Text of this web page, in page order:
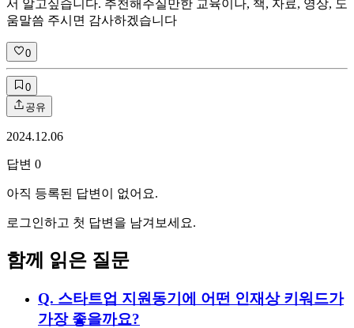
서 알고싶습니다. 추천해주실만한 교육이나, 책, 자료, 영상, 도
움말씀 주시면 감사하겠습니다
0
0
공유
2024.12.06
답변 0
아직 등록된 답변이 없어요.
로그인하고 첫 답변을 남겨보세요.
함께 읽은 질문
Q. 스타트업 지원동기에 어떤 인재상 키워드가
가장 좋을까요?